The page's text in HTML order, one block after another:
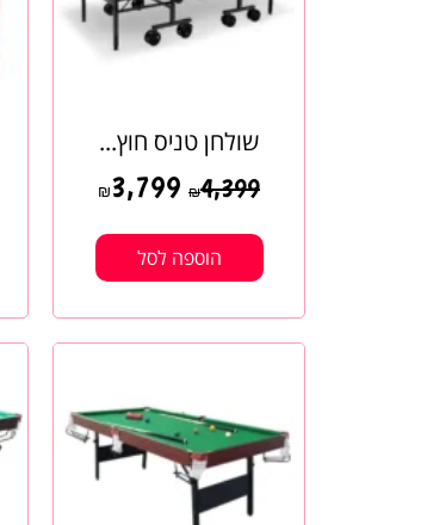
שולחן טניס חוץ...
₪4,399
₪3,799
הוספה לסל